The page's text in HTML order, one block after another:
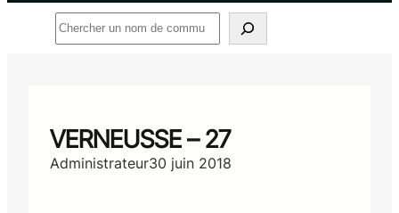
Rechercher
VERNEUSSE – 27
Administrateur30 juin 2018